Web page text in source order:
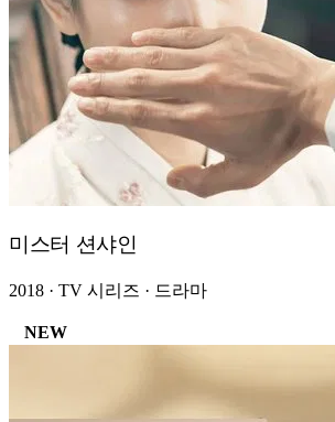
미스터 션샤인
2018 · TV 시리즈 · 드라마
NEW